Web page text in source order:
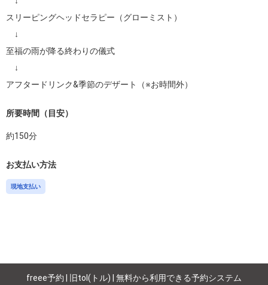
スリーピングヘッドセラピー（グローミスト）
↓
至福の雨が降る終わりの儀式
↓
アフタードリンク&季節のデザート（※お時間外）
所要時間（目安）
約150分
お支払い方法
現地支払い
freee予約 | 旧tol(トル) | 無料から利用できる予約システム